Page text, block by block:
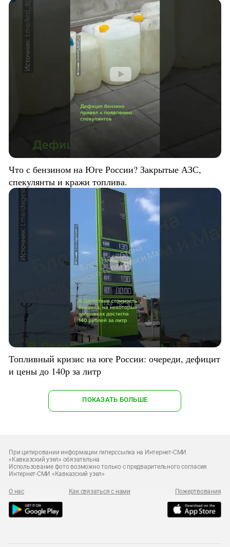
Что с бензином на Юге России? Закрытые АЗС,
спекулянты и кражи топлива.
Топливный кризис на юге России: очереди, дефицит
и цены до 140р за литр
ПОКАЗАТЬ БОЛЬШЕ
При цитировании информации гиперссылка на Интернет-СМИ
«Кавказский узел» обязательна
Использование фото возможно только с предварительного согласия
Интернет-СМИ «Кавказский узел»
О нас Как связаться с нами Пожертвования